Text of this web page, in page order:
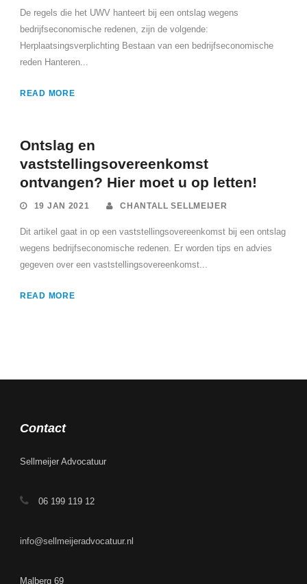
De regels die het UWV hanteert bij een ontslag wegens
bedrijfseconomische redenen, zijn de volgende:
Herplaatsingsverplichting Bestaan van een bedrijfseconomische
reden Hanteren...
READ MORE
Ontslag en
vaststellingsovereenkomst
ontvangen? Hier moet u op letten!
19 JAN 2021 CHANTALL SELLMEIJER
Dit artikel gaat in op een vaststellingsovereenkomst bij een ontslag
wegens bedrijfseconomische redenen. Er worden tips en advies
gegeven over een vaststellingsovereenkomst...
READ MORE
Contact
Sellmeijer Advocatuur
06 199 119 12
info@sellmeijeradvocatuur.nl
Malberg 69